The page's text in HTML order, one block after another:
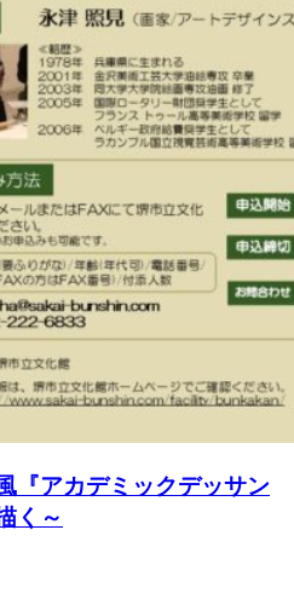
『アカデミックデッサン
く～